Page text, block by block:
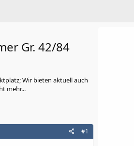
Gr. 42/84
Wir bieten aktuell auch
mehr...
#1